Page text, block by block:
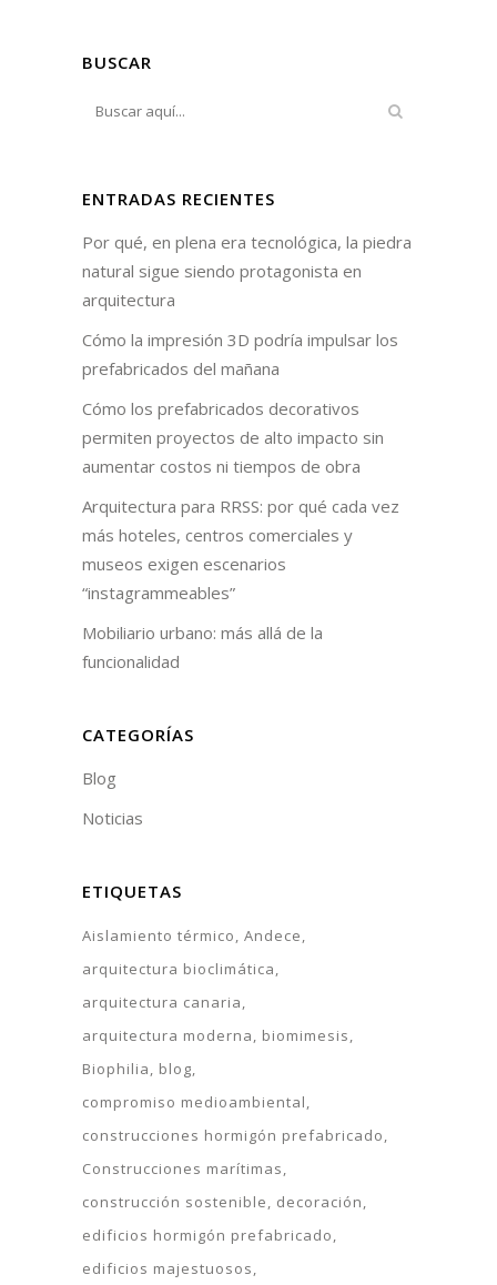
BUSCAR
ENTRADAS RECIENTES
Por qué, en plena era tecnológica, la piedra
natural sigue siendo protagonista en
arquitectura
Cómo la impresión 3D podría impulsar los
prefabricados del mañana
Cómo los prefabricados decorativos
permiten proyectos de alto impacto sin
aumentar costos ni tiempos de obra
Arquitectura para RRSS: por qué cada vez
más hoteles, centros comerciales y
museos exigen escenarios
“instagrammeables”
Mobiliario urbano: más allá de la
funcionalidad
CATEGORÍAS
Blog
Noticias
ETIQUETAS
Aislamiento térmico Andece
arquitectura bioclimática
arquitectura canaria
arquitectura moderna
biomimesis
Biophilia
blog
compromiso medioambiental
construcciones hormigón prefabricado
Construcciones marítimas
construcción sostenible
decoración
edificios hormigón prefabricado
edificios majestuosos